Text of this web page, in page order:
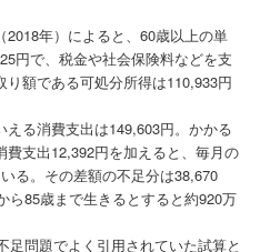
年）によると、60歳以上の単
円で、税金や社会保険料などを支
額である可処分所得は110,933円
る消費支出は149,603円。かかる
支出12,392円を加えると、毎月の
る。その差額の不足分は38,670
ら85歳まで生きるとすると約920万
足問題でよく引用されていた試算と